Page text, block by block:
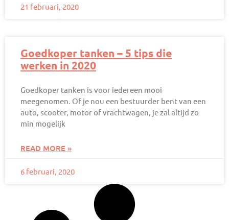
21 februari, 2020
Goedkoper tanken – 5 tips die
werken in 2020
Goedkoper tanken is voor iedereen mooi
meegenomen. Of je nou een bestuurder bent van een
auto, scooter, motor of vrachtwagen, je zal altijd zo
min mogelijk
READ MORE »
6 februari, 2020